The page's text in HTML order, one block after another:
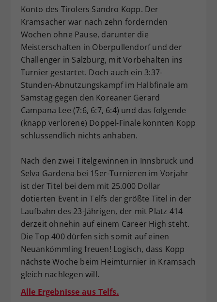
Konto des Tirolers Sandro Kopp. Der
Kramsacher war nach zehn fordernden
Wochen ohne Pause, darunter die
Meisterschaften in Oberpullendorf und der
Challenger in Salzburg, mit Vorbehalten ins
Turnier gestartet. Doch auch ein 3:37-
Stunden-Abnutzungskampf im Halbfinale am
Samstag gegen den Koreaner Gerard
Campana Lee (7:6, 6:7, 6:4) und das folgende
(knapp verlorene) Doppel-Finale konnten Kopp
schlussendlich nichts anhaben.
Nach den zwei Titelgewinnen in Innsbruck und
Selva Gardena bei 15er-Turnieren im Vorjahr
ist der Titel bei dem mit 25.000 Dollar
dotierten Event in Telfs der größte Titel in der
Laufbahn des 23-Jährigen, der mit Platz 414
derzeit ohnehin auf einem Career High steht.
Die Top 400 dürfen sich somit auf einen
Neuankömmling freuen! Logisch, dass Kopp
nächste Woche beim Heimturnier in Kramsach
gleich nachlegen will.
Alle Ergebnisse aus Telfs.
Zweck
Dieser Wert speichert Ihre Consent-
Einstellungen. Unter anderem eine
zufällig generierte ID, für die
historische Speicherung Ihrer
vorgenommen Einstellungen, falls der
Webseiten-Betreiber dies eingestellt
hat.